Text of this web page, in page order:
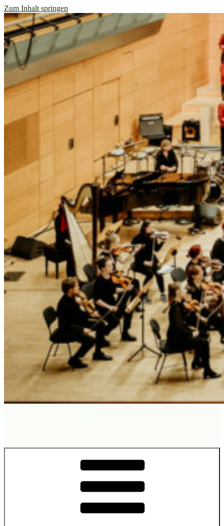
Zum Inhalt springen